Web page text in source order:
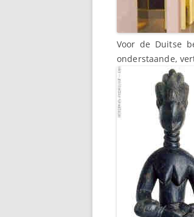
Voor de Duitse
onderstaande,